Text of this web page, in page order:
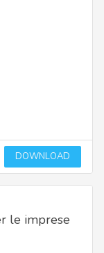
DOWNLOAD
le imprese